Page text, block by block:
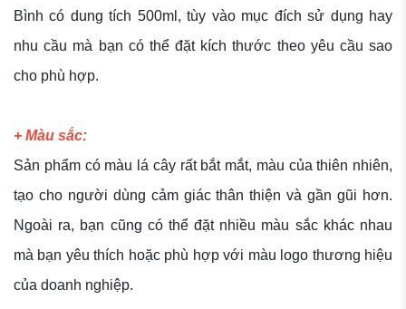
Bình có dung tích 500ml, tùy vào mục đích sử dụng hay
nhu cầu mà bạn có thể đặt kích thước theo yêu cầu sao
cho phù hợp.
+ Màu sắc:
Sản phẩm có màu lá cây rất bắt mắt, màu của thiên nhiên,
tạo cho người dùng cảm giác thân thiện và gần gũi hơn.
Ngoài ra, bạn cũng có thể đặt nhiều màu sắc khác nhau
mà bạn yêu thích hoặc phù hợp với màu logo thương hiệu
của doanh nghiệp.